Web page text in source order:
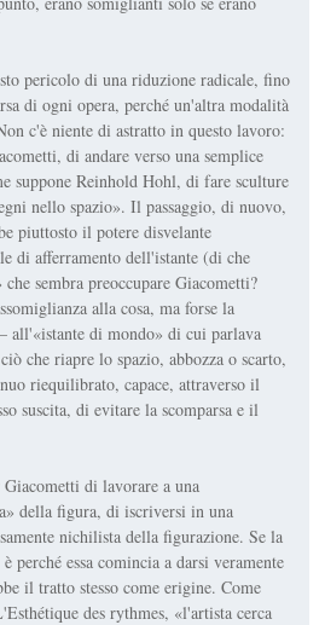
pericolo di una riduzione radicale, fino
di ogni opera, perché un'altra modalità
c'è niente di astratto in questo lavoro:
di andare verso una semplice
suppone Reinhold Hohl, di fare sculture
nello spazio». Il passaggio, di nuovo,
piuttosto il potere disvelante
di afferramento dell'istante (di che
sembra preoccupare Giacometti?
alla cosa, ma forse la
all'«istante di mondo» di cui parlava
che riapre lo spazio, abbozza o scarto,
riequilibrato, capace, attraverso il
suscita, di evitare la scomparsa e il
di lavorare a una
della figura, di iscriversi in una
nichilista della figurazione. Se la
perché essa comincia a darsi veramente
il tratto stesso come erigine. Come
des rythmes, «l'artista cerca